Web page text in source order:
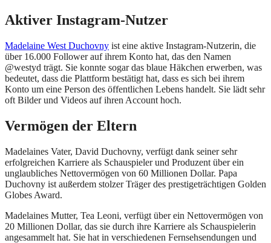
Aktiver Instagram-Nutzer
Madelaine West Duchovny ist eine aktive Instagram-Nutzerin, die
über 16.000 Follower auf ihrem Konto hat, das den Namen
@westyd trägt. Sie konnte sogar das blaue Häkchen erwerben, was
bedeutet, dass die Plattform bestätigt hat, dass es sich bei ihrem
Konto um eine Person des öffentlichen Lebens handelt. Sie lädt sehr
oft Bilder und Videos auf ihren Account hoch.
Vermögen der Eltern
Madelaines Vater, David Duchovny, verfügt dank seiner sehr
erfolgreichen Karriere als Schauspieler und Produzent über ein
unglaubliches Nettovermögen von 60 Millionen Dollar. Papa
Duchovny ist außerdem stolzer Träger des prestigeträchtigen Golden
Globes Award.
Madelaines Mutter, Tea Leoni, verfügt über ein Nettovermögen von
20 Millionen Dollar, das sie durch ihre Karriere als Schauspielerin
angesammelt hat. Sie hat in verschiedenen Fernsehsendungen und